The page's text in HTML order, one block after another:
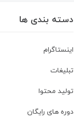
دسته بندی ها
اینستاگرام
تبلیغات
تولید محتوا
دوره های رایگان